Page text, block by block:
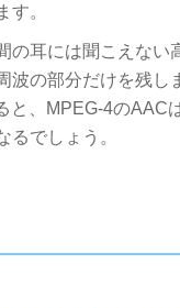
す。
の耳には聞こえない
波の部分だけを残し
と、MPEG-4のAAC
るでしょう。